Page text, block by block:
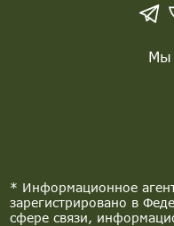
* Информационное
зарегистрировано в
сфере связи,
Мы